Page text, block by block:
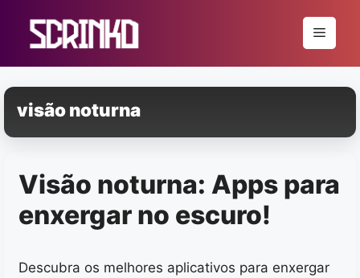
conteúdo
Menu
visão noturna
Visão noturna: Apps para
enxergar no escuro!
Descubra os melhores aplicativos para enxergar